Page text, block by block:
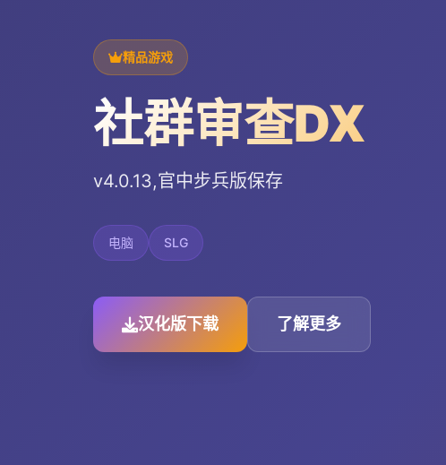
精品游戏
社群审查DX
v4.0.13,官中步兵版保存
电脑 SLG
汉化版下载 了解更多